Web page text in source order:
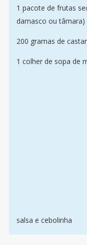
1 pacote de frutas
damasco ou tâmara)
200 gramas de
1 colher de sopa de
salsa e cebolinha